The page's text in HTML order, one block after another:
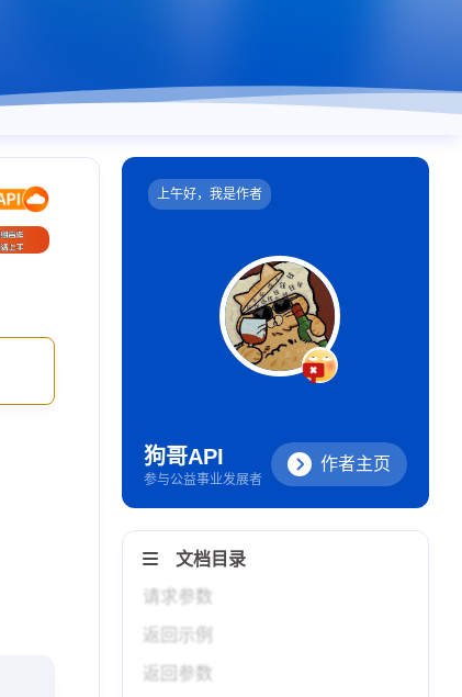
上午好，我是作者
作者主页
狗哥API
参与公益事业发展者
文档目录
请求参数
返回示例
返回参数